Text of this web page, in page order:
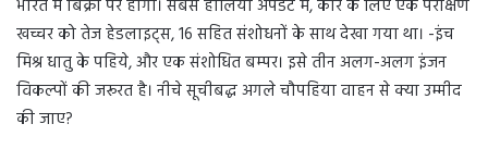
भारत में बिक्री पर होगी। सबसे हालिया अपडेट में, कार के लिए एक परीक्षण
खच्चर को तेज हेडलाइट्स, 16 सहित संशोधनों के साथ देखा गया था। -इंच
मिश्र धातु के पहिये, और एक संशोधित बम्पर। इसे तीन अलग-अलग इंजन
विकल्पों की जरूरत है। नीचे सूचीबद्ध अगले चौपहिया वाहन से क्या उम्मीद
की जाए?